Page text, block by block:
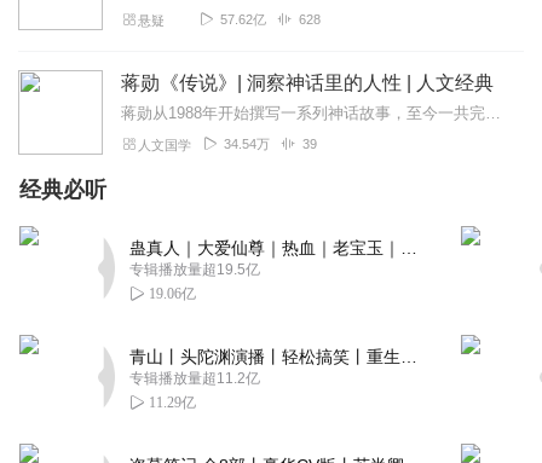
悬疑 57.62亿 628
蒋勋《传说》| 洞察神话里的人性 | 人文经典
蒋勋从1988年开始撰写一系列神话故事，至今一共完成了十八篇，他用三十多年的时间，帮自己完成了人生最大的夙愿。借由神话故事的隐喻，我们读懂了自己内在不被看见的部...
人文国学 34.54万 39
经典必听
专辑播放量超19.5亿
19.06亿
专辑播放量超11.2亿
11.29亿